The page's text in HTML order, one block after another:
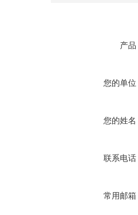
产品
您的单位
您的姓名
联系电话
常用邮箱